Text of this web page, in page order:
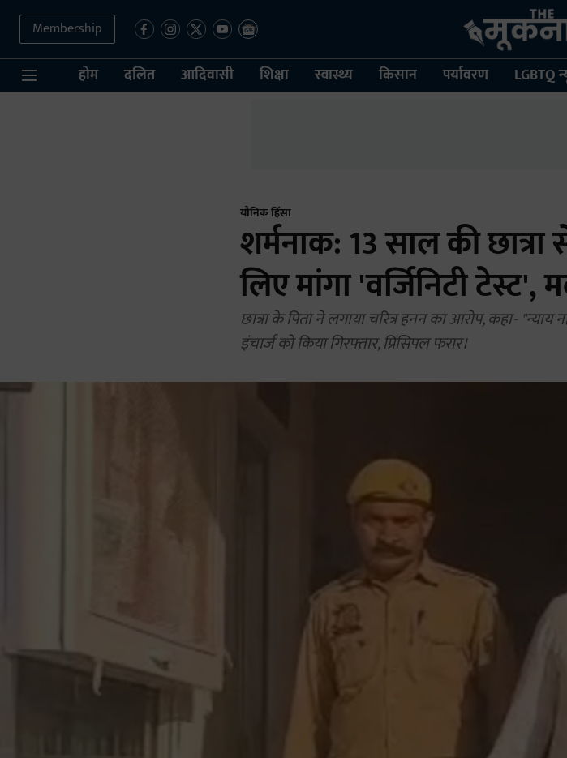
Membership
होम दलित आदिवासी शिक्षा स्वास्थ्य किसान पर्यावरण LGBTQ
यौनिक हिंसा
शर्मनाक: 13 साल की
लिए मांगा 'वर्जिनिटी टेस्ट',
छात्रा के पिता ने लगाया चरित्र हनन का आरोप, कहा-
इंचार्ज को किया गिरफ्तार, प्रिंसिपल फरार।